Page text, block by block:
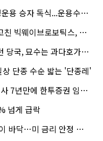
식...운용수익 미래에셋의 6배
이브로보틱스, 수요예측
, 묘수는 과다호가부담금?
단종 수순 밟는 '단종레'
만에 한투증권 임원 승진
넘게 급락
금리 안정 후 추가 회복"